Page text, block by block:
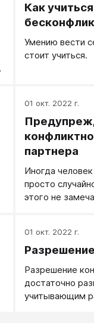
Как учиться
Умению вести
стоит учиться.
01 окт. 2022 г.
партнера
Иногда
просто
этого не
01 окт. 2022 г.
Разрешение
достаточно
учитывающим